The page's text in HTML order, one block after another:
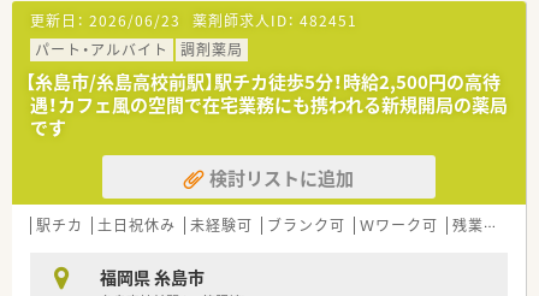
更新日： 2026/06/23 薬剤師求人ID： 482451
パート・アルバイト
調剤薬局
【糸島市/糸島高校前駅】駅チカ徒歩5分！時給2,500円の高待
遇！カフェ風の空間で在宅業務にも携われる新規開局の薬局
です
検討リストに追加
駅チカ 土日祝休み 未経験可 ブランク可 Ｗワーク可 残業なし(ほぼなし含む)
福岡県 糸島市